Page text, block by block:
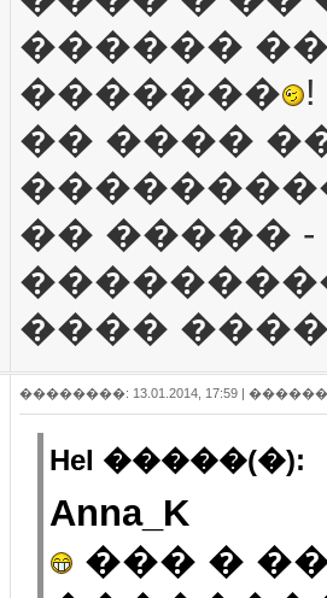
������
�������
!
�� ����
�� �����
����
��������: 13.01.2014, 17:59 |
Hel �����(�):
Anna_K
��� �